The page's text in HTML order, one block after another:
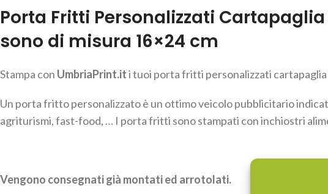
Porta Fritti Personalizzati
sono di misura 16×24 cm
Stampa con UmbriaPrint.iti tuoi porta fritti personalizzati
Un porta fritto personalizzato è un ottimo veicolo pubblicitario
agriturismi, fast-food, … I porta fritti sono stampati con inchiostri
Vengono consegnati già montati ed arrotolati.